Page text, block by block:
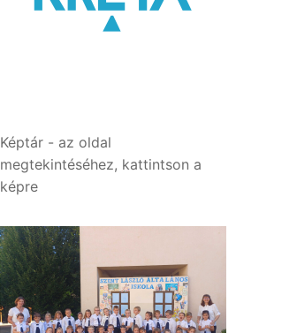
Képtár - az oldal
megtekintéséhez, kattintson a
képre